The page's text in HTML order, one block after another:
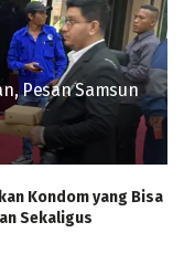
Pesan Samsun
Kondom yang Bisa
Sekaligus